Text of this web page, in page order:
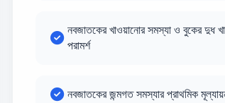
নবজাতকের খাওয়ানোর সমস্যা ও বুকের দুধ
পরামর্শ
নবজাতকের জন্মগত সমস্যার প্রাথমিক